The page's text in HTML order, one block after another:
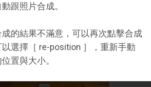
跟照片合成。
的結果不滿意，可以再次點擊合成
選擇［ re-position ］，重新手動
置與大小。